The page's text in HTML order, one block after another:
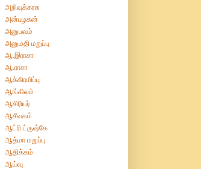
அறிவுக்கரசு
அன்பழகன்
அனுபவம்
அனுமதி மறுப்பு
ஆ.இராசா
ஆ.ராசா
ஆக்கிரமிப்பு
ஆங்கிலம்
ஆசிரியர்
ஆசீவகம்
ஆட்ரி ட்ருஷ்கே
ஆத்மா மறுப்பு
ஆதிக்கம்
ஆய்வு